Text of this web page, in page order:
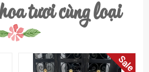
tươi cùng loại
Sale